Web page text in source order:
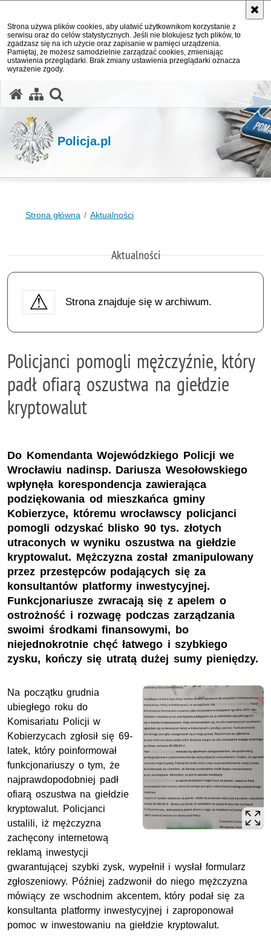
Strona używa plików cookies, aby ułatwić użytkownikom korzystanie z
serwisu oraz do celów statystycznych. Jeśli nie blokujesz tych plików, to
zgadzasz się na ich użycie oraz zapisanie w pamięci urządzenia.
Pamiętaj, że możesz samodzielnie zarządzać cookies, zmieniając
ustawienia przeglądarki. Brak zmiany ustawienia przeglądarki oznacza
wyrażenie zgody.
Policja.pl
Strona główna Aktualności
Aktualności
Strona znajduje się w archiwum.
Policjanci pomogli mężczyźnie, który
padł ofiarą oszustwa na giełdzie
kryptowalut
Do Komendanta Wojewódzkiego Policji we
Wrocławiu nadinsp. Dariusza Wesołowskiego
wpłynęła korespondencja zawierająca
podziękowania od mieszkańca gminy
Kobierzyce, któremu wrocławscy policjanci
pomogli odzyskać blisko 90 tys. złotych
utraconych w wyniku oszustwa na giełdzie
kryptowalut. Mężczyzna został zmanipulowany
przez przestępców podających się za
konsultantów platformy inwestycyjnej.
Funkcjonariusze zwracają się z apelem o
ostrożność i rozwagę podczas zarządzania
swoimi środkami finansowymi, bo
niejednokrotnie chęć łatwego i szybkiego
zysku, kończy się utratą dużej sumy pieniędzy.
Na początku grudnia
ubiegłego roku do
Komisariatu Policji w
Kobierzycach zgłosił się 69-
latek, który poinformował
funkcjonariuszy o tym, że
najprawdopodobniej padł
ofiarą oszustwa na giełdzie
kryptowalut. Policjanci
ustalili, iż mężczyzna
zachęcony internetową
reklamą inwestycji
gwarantującej szybki zysk, wypełnił i wysłał formularz
zgłoszeniowy. Później zadzwonił do niego mężczyzna
mówiący ze wschodnim akcentem, który podał się za
konsultanta platformy inwestycyjnej i zaproponował
pomoc w inwestowaniu na giełdzie kryptowalut.